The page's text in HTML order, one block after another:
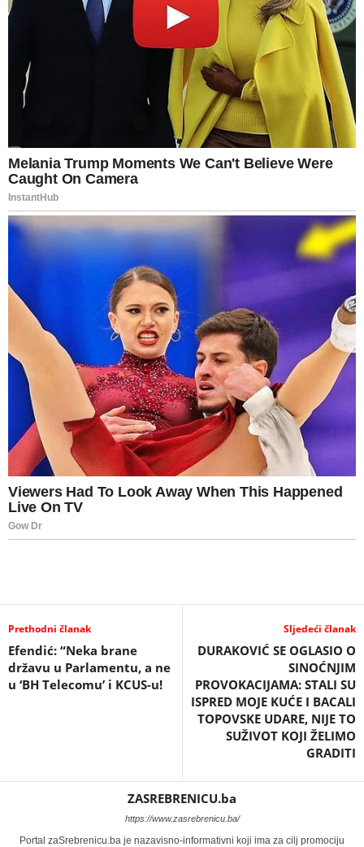
Prethodni članak
Efendić: “Neka brane
državu u Parlamentu, a ne
u ‘BH Telecomu’ i KCUS-u!
Sljedeći članak
DURAKOVIĆ SE OGLASIO O
SINOĆNJIM
PROVOKACIJAMA: STALI SU
ISPRED MOJE KUĆE I BACALI
TOPOVSKE UDARE, NIJE TO
SUŽIVOT KOJI ŽELIMO
GRADITI
ZASREBRENICU.ba
https://www.zasrebrenicu.ba/
Portal zaSrebrenicu.ba je nazavisno-informativni koji ima za cilj promociju